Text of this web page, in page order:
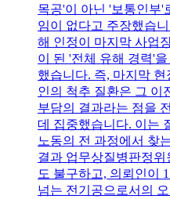
목공'이 아닌 '보통인부'
임이 없다고 주장했습
해 인정이 마지막 사업
이 된 '전체 유해 경력'
했습니다. 즉, 마지막
인의 척추 질환은 그 이
부담의 결과라는 점을
데 집중했습니다. 이는
노동의 전 과정에서 찾
결과 업무상질병판정위
도 불구하고, 의뢰인이
넘는 전기공으로서의